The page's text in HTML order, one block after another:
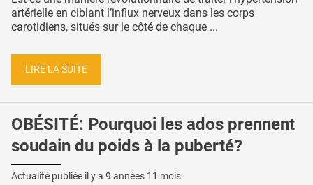
artérielle en ciblant l’influx nerveux dans les corps
carotidiens, situés sur le côté de chaque ...
LIRE LA SUITE
OBÉSITÉ: Pourquoi les ados prennent
soudain du poids à la puberté?
Actualité publiée il y a 9 années 11 mois